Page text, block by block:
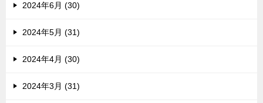
2024年6月 (30)
2024年5月 (31)
2024年4月 (30)
2024年3月 (31)